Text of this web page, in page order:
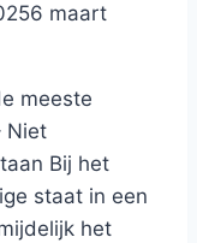
6 maart
meeste
Niet
Bij het
staat in een
het